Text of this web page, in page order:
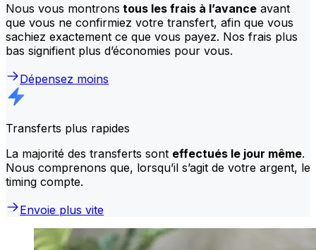
Nous vous montrons tous les frais à l’avance avant
que vous ne confirmiez votre transfert, afin que vous
sachiez exactement ce que vous payez. Nos frais plus
bas signifient plus d’économies pour vous.
Dépensez moins
Transferts plus rapides
La majorité des transferts sont effectués le jour même.
Nous comprenons que, lorsqu’il s’agit de votre argent, le
timing compte.
Envoie plus vite